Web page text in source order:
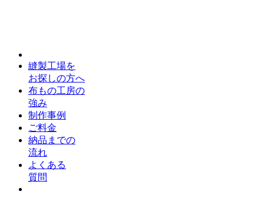
縫製工場を
お探しの方へ
布もの工房の
強み
制作事例
ご料金
納品までの
流れ
よくある
質問